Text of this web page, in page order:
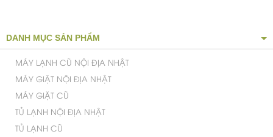
DANH MỤC SẢN PHẨM
MÁY LẠNH CŨ NỘI ĐỊA NHẬT
MÁY GIẶT NỘI ĐỊA NHẬT
MÁY GIẶT CŨ
TỦ LẠNH NỘI ĐỊA NHẬT
TỦ LẠNH CŨ